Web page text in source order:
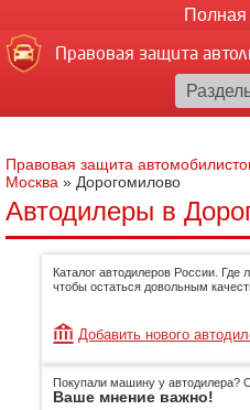
Полная
Правовая защита
Правовая защита
Москва » Дорогомилово
Автодилеры в
Каталог автодилеров России. Где
чтобы остаться довольным
Добавить нового
Покупали машину у автодилера?
Ваше мнение важно!